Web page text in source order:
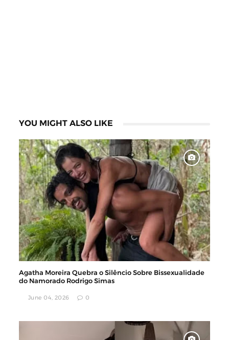
YOU MIGHT ALSO LIKE
Agatha Moreira Quebra o Silêncio Sobre Bissexualidade
do Namorado Rodrigo Simas
June 04, 2026 0